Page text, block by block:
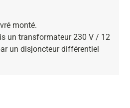
monté.
un transformateur 230 V / 12
un disjoncteur différentiel